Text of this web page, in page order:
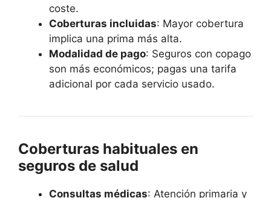
coste.
Coberturas incluidas: Mayor cobertura
implica una prima más alta.
Modalidad de pago: Seguros con copago
son más económicos; pagas una tarifa
adicional por cada servicio usado.
Coberturas habituales en
seguros de salud
Consultas médicas: Atención primaria y